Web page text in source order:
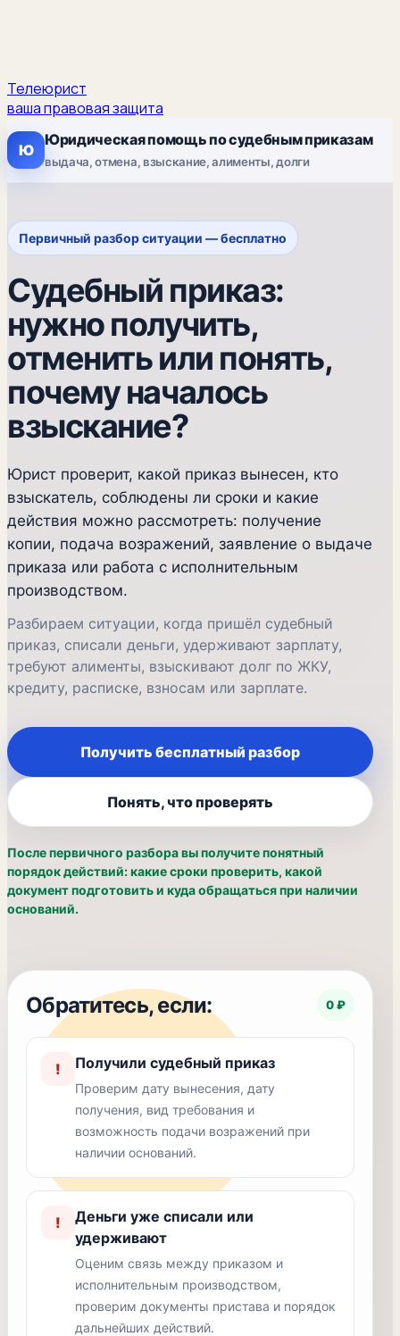
Телеюрист
ваша правовая защита
Ю
Юридическая помощь по судебным приказам
выдача, отмена, взыскание, алименты, долги
Первичный разбор ситуации — бесплатно
Судебный приказ:
нужно получить,
отменить или понять,
почему началось
взыскание?
Юрист проверит, какой приказ вынесен, кто
взыскатель, соблюдены ли сроки и какие
действия можно рассмотреть: получение
копии, подача возражений, заявление о выдаче
приказа или работа с исполнительным
производством.
Разбираем ситуации, когда пришёл судебный
приказ, списали деньги, удерживают зарплату,
требуют алименты, взыскивают долг по ЖКУ,
кредиту, расписке, взносам или зарплате.
Получить бесплатный разбор
Понять, что проверять
После первичного разбора вы получите понятный
порядок действий: какие сроки проверить, какой
документ подготовить и куда обращаться при наличии
оснований.
Обратитесь, если: 0 ₽
! Получили судебный приказ
Проверим дату вынесения, дату
получения, вид требования и
возможность подачи возражений при
наличии оснований.
!
Деньги уже списали или
удерживают
Оценим связь между приказом и
исполнительным производством,
проверим документы пристава и порядок
дальнейших действий.